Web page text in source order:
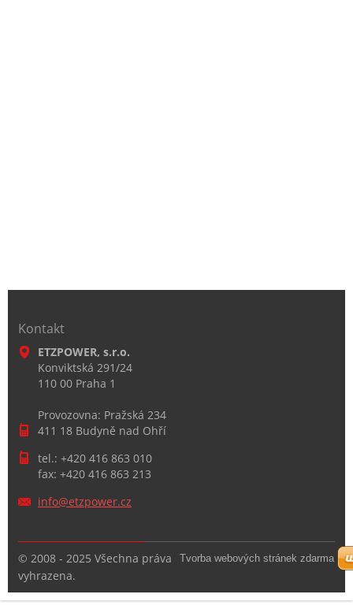
Kontakt
ETZPOWER, s.r.o.
Konviktská 291/24
110 00 Praha 1
Provozovna: Pražská 234
411 18 Budyně nad Ohří
tel.: +420 416 863 010
fax: +420 416 863 213
info@etzpower.cz
© 2008 - 2025 Všechna práva
vyhrazena.
Tvorba webových stránek zdarma